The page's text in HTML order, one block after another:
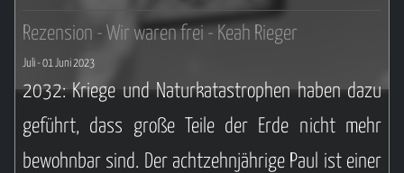
glauben soll. Und ausgerechnet der geheimnisvolle
Blake, der selbst in die Sache verwickelt ist, bietet
seine Hilfe an. Doch kann sie ihm wirklich vertrauen
und das Leben ihrer Monster in seine Hände legen?
Oder braucht es ein Wunder, um ihr Heim zu retten?
Rezension - Wir waren frei - Keah Rieger
Juli - 01 Juni 2023
2032: Kriege und Naturkatastrophen haben dazu
geführt, dass große Teile der Erde nicht mehr
bewohnbar sind. Der achtzehnjährige Paul ist einer